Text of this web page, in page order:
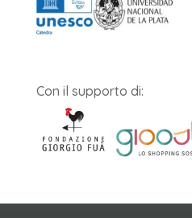
Con il supporto di: